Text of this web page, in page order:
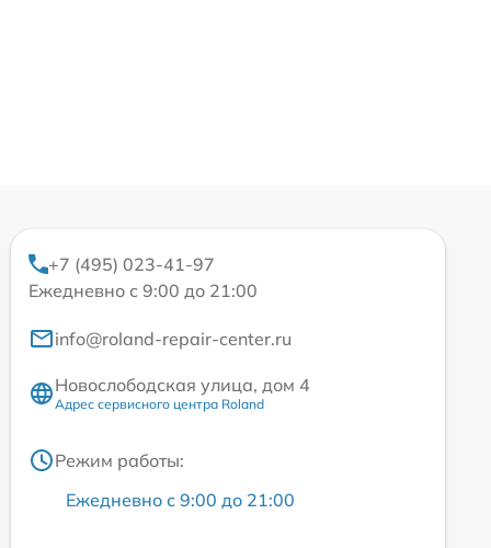
+7 (495) 023-41-97
Ежедневно с 9:00 до 21:00
info@roland-repair-center.ru
Новослободская улица, дом 4
Адрес сервисного центра Roland
Режим работы:
Ежедневно с 9:00 до 21:00